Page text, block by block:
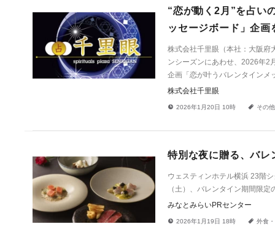
“恋が動く2月”を占い
ッセージボード」企画
株式会社千里眼（本社：大阪府
ンシーズンにあわせ、2026年2
企画「恋が叶うバレンタインメ
株式会社千里眼
! 2026年1月20日 10時 a その
特別な夜に贈る、バ
ウェスティンホテル横浜 23階
（土）、バレンタイン期間限
みなとみらいPRセンター
! 2026年1月19日 18時 a 外食